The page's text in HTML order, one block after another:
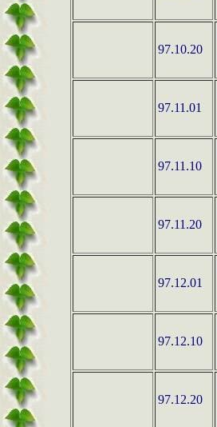
97.10.20
97.11.01
97.11.10
97.11.20
97.12.01
97.12.10
97.12.20